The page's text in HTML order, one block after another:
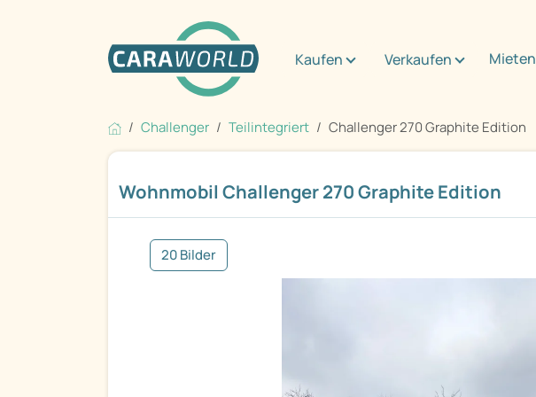
Kaufen Verkaufen Mieten
Challenger Teilintegriert Challenger 270 Graphite Edition
Wohnmobil Challenger 270 Graphite Edition
20 Bilder